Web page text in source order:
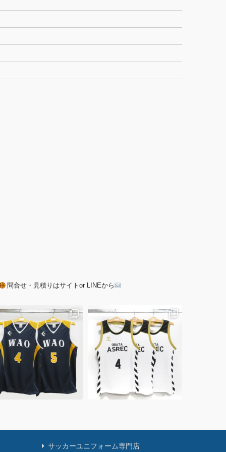
問合せ・見積りはサイトor LINEから
サッカーユニフォーム専門店